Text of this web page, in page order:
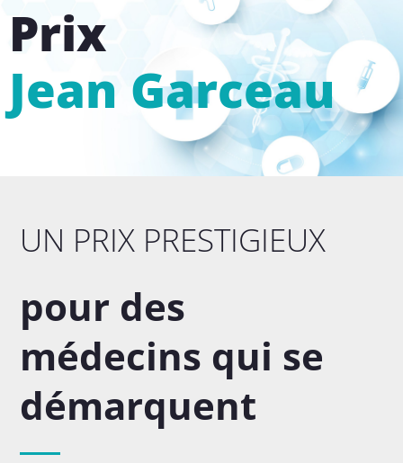
Prix
Jean Garceau
UN PRIX PRESTIGIEUX
pour des
médecins qui se
démarquent